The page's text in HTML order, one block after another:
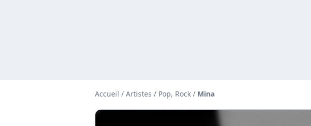
Accueil / Artistes / Pop, Rock / Mina